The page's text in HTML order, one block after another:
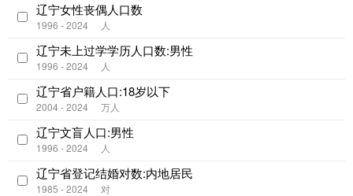
辽宁女性丧偶人口数
1996 - 2024 人
辽宁未上过学学历人口数:男性
1996 - 2024 人
辽宁省户籍人口:18岁以下
2004 - 2024 万人
辽宁文盲人口:男性
1996 - 2024 人
辽宁省登记结婚对数:内地居民
1985 - 2024 对